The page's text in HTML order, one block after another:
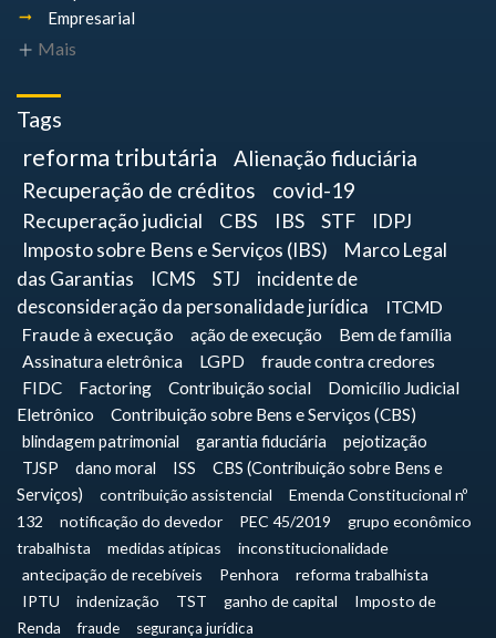
Empresarial
Mais
Tags
reforma tributária
Alienação fiduciária
Recuperação de créditos
covid-19
Recuperação judicial CBS IBS STF
IDPJ
Imposto sobre Bens e Serviços (IBS)
Marco Legal
das Garantias
ICMS STJ
incidente de
desconsideração da personalidade jurídica
ITCMD
Fraude à execução
ação de execução
Bem de família
Assinatura eletrônica
LGPD fraude contra credores
FIDC Factoring Contribuição social
Domicílio Judicial
Eletrônico
Contribuição sobre Bens e Serviços (CBS)
blindagem patrimonial
garantia fiduciária
pejotização
TJSP
dano moral ISS
CBS (Contribuição sobre Bens e
Serviços)
contribuição assistencial
Emenda Constitucional nº
132
notificação do devedor PEC 45/2019
grupo econômico
trabalhista
medidas atípicas
inconstitucionalidade
antecipação de recebíveis
Penhora
reforma trabalhista
IPTU
indenização TST ganho de capital
Imposto de
Renda
fraude segurança jurídica